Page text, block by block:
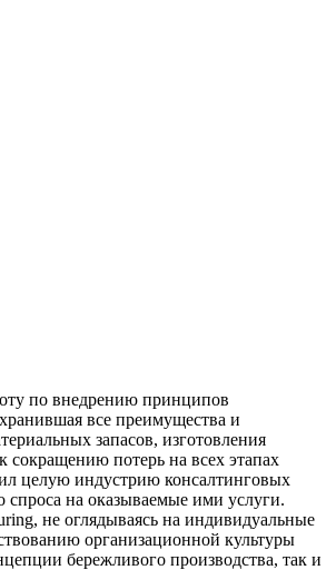
по внедрению принципов
все преимущества и
запасов, изготовления
потерь на всех этапах
целую индустрию консалтинговых
спроса на оказываемые ими услуги.
не оглядываясь на индивидуальные
организационной культуры
бережливого производства, так и